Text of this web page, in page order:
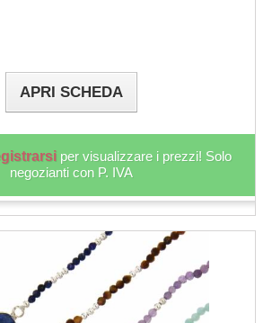
APRI SCHEDA
per visualizzare i prezzi! Solo
negozianti con P. IVA